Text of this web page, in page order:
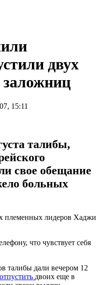
двух
15:11
талибы,
свое обещание
больных
племенных лидеров Хаджи
что чувствует себя
талибы дали вечером 12
двоих еще в